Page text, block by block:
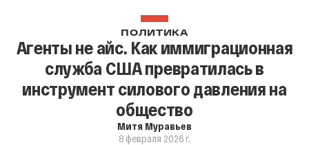
ПОЛИТИКА
Агенты не айс. Как иммиграционная
служба США превратилась в
инструмент силового давления на
общество
Митя Муравьев
8 февраля 2026 г.